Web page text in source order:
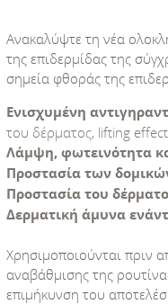
Ανακαλύψτε τη νέα
της επιδερμίδας της
σημεία φθοράς της
Ενισχυμένη
του δέρματος, lifting effect
Λάμψη, φωτεινότητα
Προστασία των
Προστασία του
Δερματική άμυνα
Χρησιμοποιούνται πριν
αναβάθμισης της
επιμήκυνση του